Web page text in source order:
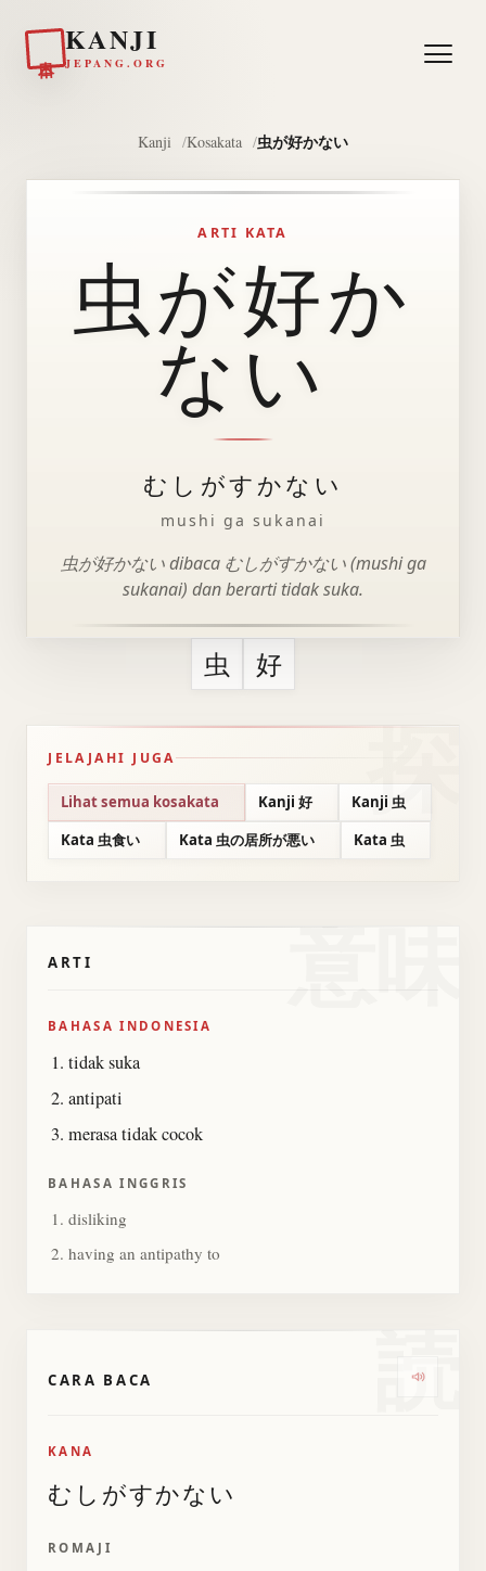
KANJI
JEPANG.ORG
Kanji Kosakata 虫が好かない
ARTI KATA
虫が好か
ない
むしがすかない
mushi ga sukanai
虫が好かない dibaca むしがすかない (mushi ga
sukanai) dan berarti tidak suka.
虫 好
JELAJAHI JUGA
Lihat semua kosakata Kanji 好
Kanji 虫
Kata 虫食い
Kata 虫の居所が悪い Kata 虫
意味
ARTI
BAHASA INDONESIA
tidak suka
antipati
merasa tidak cocok
BAHASA INGGRIS
disliking
having an antipathy to
読
CARA BACA
KANA
むしがすかない
ROMAJI